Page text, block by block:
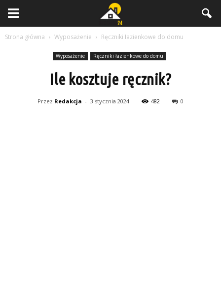
Strona główna Wyposażenie Ręczniki łazienkowe do domu
Wyposażenie Ręczniki łazienkowe do domu
Ile kosztuje ręcznik?
Przez Redakcja - 3 stycznia 2024 482 0